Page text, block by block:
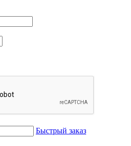
Быстрый заказ